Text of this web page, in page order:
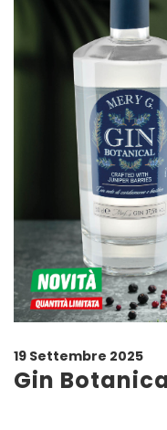
19 Settembre 2025
Gin